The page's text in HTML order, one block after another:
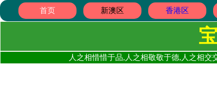
首页 新澳区 香港区
人之相惜惜于品,人之相敬敬于德,人之相